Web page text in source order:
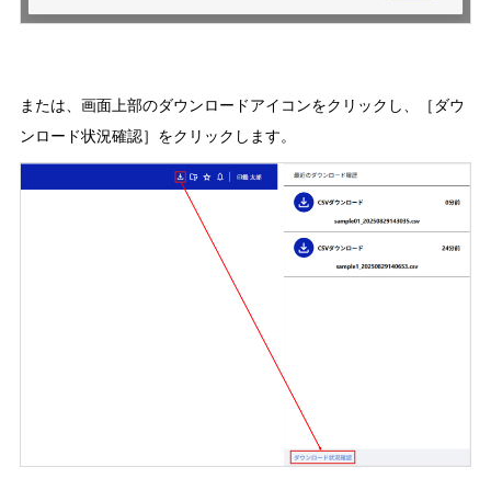
または、画面上部のダウンロードアイコンをクリックし、［ダウ
ンロード状況確認］をクリックします。